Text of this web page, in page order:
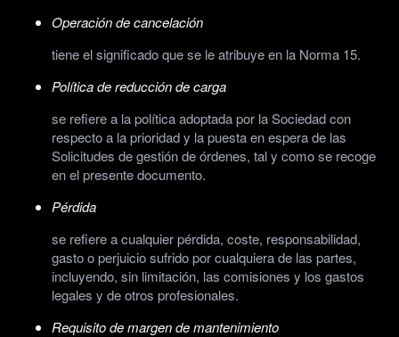
Operación de cancelación
tiene el significado que se le atribuye en la Norma 15.
Política de reducción de carga
se refiere a la política adoptada por la Sociedad con
respecto a la prioridad y la puesta en espera de las
Solicitudes de gestión de órdenes, tal y como se recoge
en el presente documento.
Pérdida
se refiere a cualquier pérdida, coste, responsabilidad,
gasto o perjuicio sufrido por cualquiera de las partes,
incluyendo, sin limitación, las comisiones y los gastos
legales y de otros profesionales.
Requisito de margen de mantenimiento